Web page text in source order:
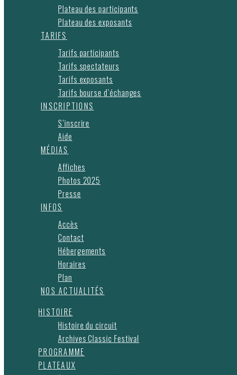
Plateau des participants
Plateau des exposants
TARIFS
Tarifs participants
Tarifs spectateurs
Tarifs exposants
Tarifs bourse d’échanges
INSCRIPTIONS
S’inscrire
Aide
MÉDIAS
Affiches
Photos 2025
Presse
INFOS
Accès
Contact
Hébergements
Horaires
Plan
NOS ACTUALITÉS
HISTOIRE
Histoire du circuit
Archives Classic Festival
PROGRAMME
PLATEAUX